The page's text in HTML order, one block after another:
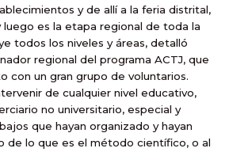
y de allí a la feria distrital,
es la etapa regional de toda la
todos los niveles y áreas, detalló
regional del programa ACTJ, que
con un gran grupo de voluntarios.
de cualquier nivel educativo,
no universitario, especial y
que hayan organizado y hayan
de lo que es el método científico, o al